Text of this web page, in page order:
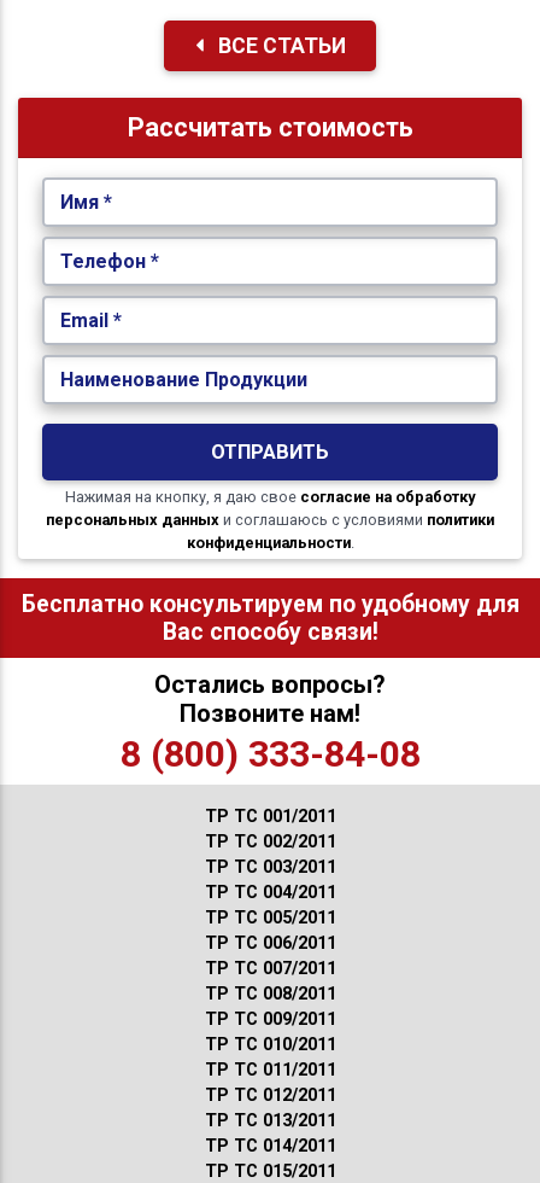
ВСЕ СТАТЬИ
Рассчитать стоимость
Имя *
Телефон *
Email *
Наименование Продукции
ОТПРАВИТЬ
Нажимая на кнопку, я даю свое согласие на обработку
персональных данных и соглашаюсь с условиями политики
конфиденциальности.
Бесплатно консультируем по удобному для
Вас способу связи!
Остались вопросы?
Позвоните нам!
8 (800) 333-84-08
ТР ТС 001/2011
ТР ТС 002/2011
ТР ТС 003/2011
ТР ТС 004/2011
ТР ТС 005/2011
ТР ТС 006/2011
ТР ТС 007/2011
ТР ТС 008/2011
ТР ТС 009/2011
ТР ТС 010/2011
ТР ТС 011/2011
ТР ТС 012/2011
ТР ТС 013/2011
ТР ТС 014/2011
ТР ТС 015/2011